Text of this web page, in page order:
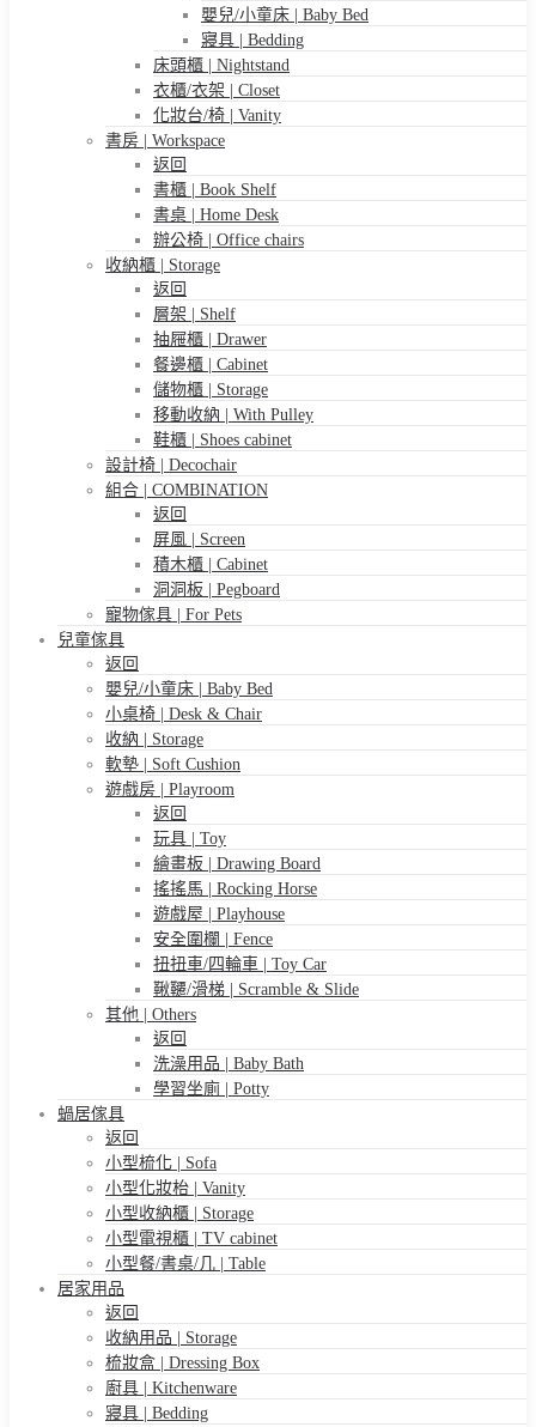
嬰兒/小童床 | Baby Bed
寢具 | Bedding
床頭櫃 | Nightstand
衣櫃/衣架 | Closet
化妝台/椅 | Vanity
書房 | Workspace
返回
書櫃 | Book Shelf
書桌 | Home Desk
辦公椅 | Office chairs
收納櫃 | Storage
返回
層架 | Shelf
抽屜櫃 | Drawer
餐邊櫃 | Cabinet
儲物櫃 | Storage
移動收納 | With Pulley
鞋櫃 | Shoes cabinet
設計椅 | Decochair
組合 | COMBINATION
返回
屏風 | Screen
積木櫃 | Cabinet
洞洞板 | Pegboard
寵物傢具 | For Pets
兒童傢具
返回
嬰兒/小童床 | Baby Bed
小桌椅 | Desk & Chair
收納 | Storage
軟墊 | Soft Cushion
遊戲房 | Playroom
返回
玩具 | Toy
繪畫板 | Drawing Board
搖搖馬 | Rocking Horse
遊戲屋 | Playhouse
安全圍欄 | Fence
扭扭車/四輪車 | Toy Car
鞦韆/滑梯 | Scramble & Slide
其他 | Others
返回
洗澡用品 | Baby Bath
學習坐廁 | Potty
蝸居傢具
返回
小型梳化 | Sofa
小型化妝枱 | Vanity
小型收納櫃 | Storage
小型電視櫃 | TV cabinet
小型餐/書桌/几 | Table
居家用品
返回
收納用品 | Storage
梳妝盒 | Dressing Box
廚具 | Kitchenware
寢具 | Bedding